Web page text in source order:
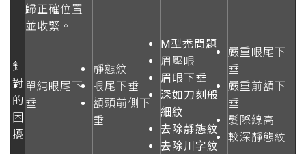
歸正確位置
並收緊。
針
對
的
困
擾
單純眼尾下
垂
靜態紋
眼尾下垂
額頭前側下
垂
M型禿問題
眉壓眼
眉眼下垂
深如刀刻般
細紋
去除靜態紋
去除川字紋
嚴重眼尾下
垂
嚴重前額下
垂
髮際線高
較深靜態紋